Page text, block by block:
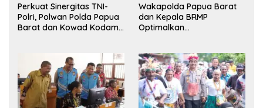
Perkuat Sinergitas TNI-
Polri, Polwan Polda Papua
Barat dan Kowad Kodam
Persahabatan
Wakapolda Papua Barat
dan Kepala BRMP
Optimalkan
Pangan Papua Barat